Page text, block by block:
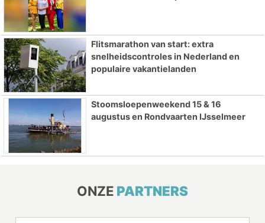
Flitsmarathon van start: extra
snelheidscontroles in Nederland en
populaire vakantielanden
Stoomsloepenweekend 15 & 16
augustus en Rondvaarten IJsselmeer
ONZE PARTNERS